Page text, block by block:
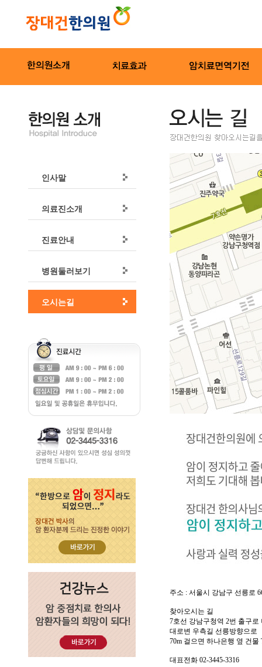
인사말
의료진소개
진료안내
병원둘러보기
오시는길
주소 : 서울시 강남구 선릉로
찾아오시는 길
7호선 강남구청역 2번 출구로
대로변 우측길 선릉방향으로
70m 걸으면 하나은행 옆 건물
대표전화 02-3445-3316